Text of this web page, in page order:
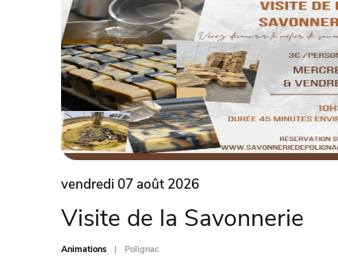
vendredi 07 août 2026
Visite de la Savonnerie
Animations Polignac